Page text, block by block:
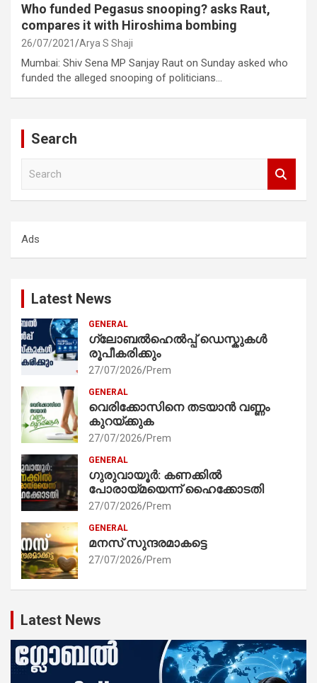
Who funded Pegasus snooping? asks Raut,
compares it with Hiroshima bombing
26/07/2021 Arya S Shaji
Mumbai: Shiv Sena MP Sanjay Raut on Sunday asked who
funded the alleged snooping of politicians…
Search
h
Ads
Latest News
GENERAL
ഗ്ലോബൽഹെൽപ്പ് ഡെസ്കുകൾ
രൂപീകരിക്കും
27/07/2026 Prem
GENERAL
വെരിക്കോസിനെ തടയാൻ വണ്ണം
കുറയ്ക്കുക
27/07/2026 Prem
GENERAL
ഗുരുവായൂർ: കണക്കിൽ
പോരായ്മയെന്ന് ഹൈക്കോടതി
27/07/2026 Prem
GENERAL
മനസ് സുന്ദരമാകട്ടെ
27/07/2026 Prem
Latest News